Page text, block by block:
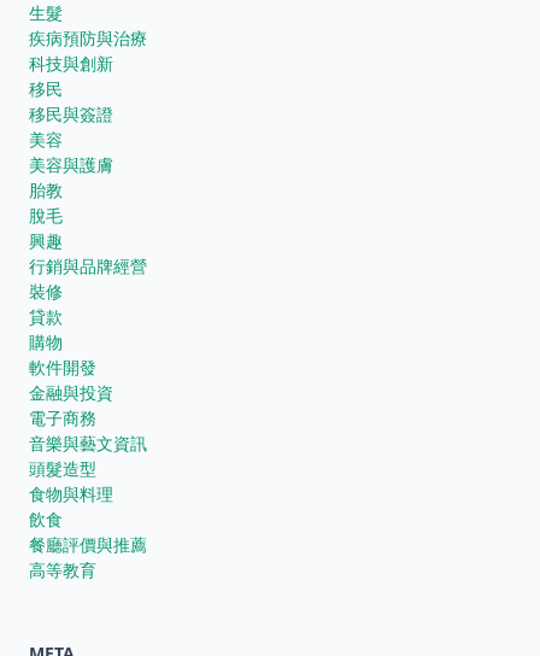
生髮
疾病預防與治療
科技與創新
移民
移民與簽證
美容
美容與護膚
胎教
脫毛
興趣
行銷與品牌經營
裝修
貸款
購物
軟件開發
金融與投資
電子商務
音樂與藝文資訊
頭髮造型
食物與料理
飲食
餐廳評價與推薦
高等教育